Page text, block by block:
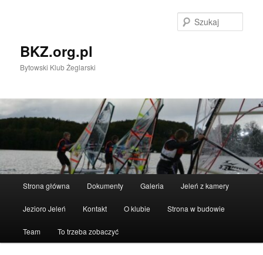
BKZ.org.pl
Bytowski Klub Żeglarski
Strona główna Dokumenty Galeria Jeleń z kamery
Jezioro Jeleń Kontakt O klubie Strona w budowie
Team To trzeba zobaczyć